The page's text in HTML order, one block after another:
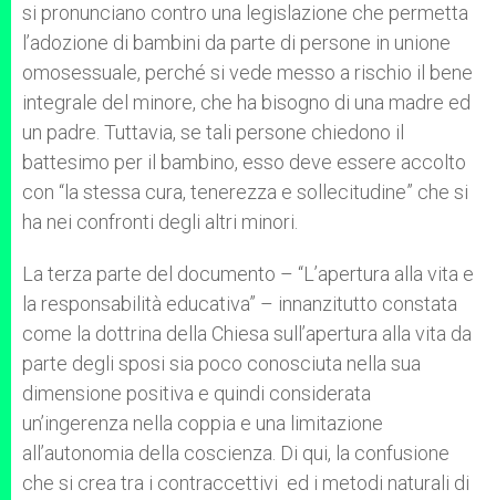
si pronunciano contro una legislazione che permetta
l’adozione di bambini da parte di persone in unione
omosessuale, perché si vede messo a rischio il bene
integrale del minore, che ha bisogno di una madre ed
un padre. Tuttavia, se tali persone chiedono il
battesimo per il bambino, esso deve essere accolto
con “la stessa cura, tenerezza e sollecitudine” che si
ha nei confronti degli altri minori.
La terza parte del documento – “L’apertura alla vita e
la responsabilità educativa” – innanzitutto constata
come la dottrina della Chiesa sull’apertura alla vita da
parte degli sposi sia poco conosciuta nella sua
dimensione positiva e quindi considerata
un’ingerenza nella coppia e una limitazione
all’autonomia della coscienza. Di qui, la confusione
che si crea tra i contraccettivi ed i metodi naturali di